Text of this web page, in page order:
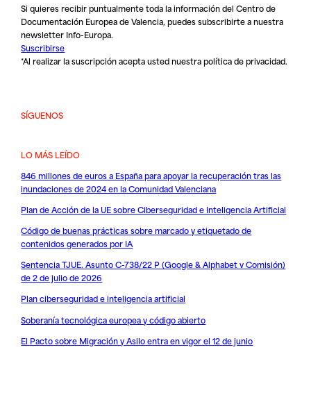
Si quieres recibir puntualmente toda la información del Centro de
Documentación Europea de Valencia, puedes subscribirte a nuestra
newsletter Info-Europa.
Suscribirse
*Al realizar la suscripción acepta usted nuestrapolítica de privacidad.
SÍGUENOS
LO MÁS LEÍDO
846 millones de euros a España para apoyar la recuperación tras las
inundaciones de 2024 en la Comunidad Valenciana
Plan de Acción de la UE sobre Ciberseguridad e Inteligencia Artificial
Código de buenas prácticas sobre marcado y etiquetado de
contenidos generados por IA
Sentencia TJUE. Asunto C-738/22 P (Google & Alphabet v Comisión)
de 2 de julio de 2026
Plan ciberseguridad e inteligencia artificial
Soberanía tecnológica europea y código abierto
El Pacto sobre Migración y Asilo entra en vigor el 12 de junio